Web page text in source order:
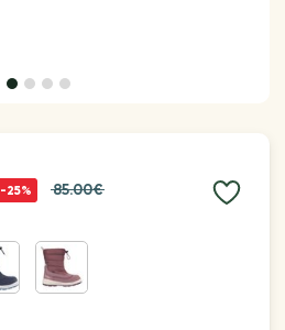
-25% 85.00€